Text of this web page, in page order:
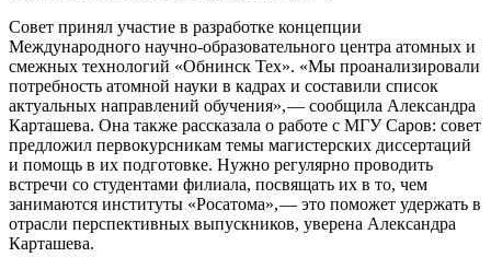
Совет принял участие в разработке концепции
Международного научно-­образовательного центра атомных и
смежных технологий «Обнинск Тех». «Мы проанализировали
потребность атомной науки в кадрах и составили список
актуальных направлений обучения», — ​сообщила Александра
Карташева. Она также рассказала о работе с МГУ Саров: совет
предложил первокурсникам темы магистерских диссертаций
и помощь в их подготовке. Нужно регулярно проводить
встречи со студентами филиала, посвящать их в то, чем
занимаются институты «Росатома», — ​это поможет удержать в
отрасли перспективных выпускников, уверена Александра
Карташева.